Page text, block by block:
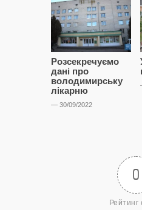
Розсекречуємо
дані про
володимирську
лікарню
— 30/09/2022
0
Рейтинг